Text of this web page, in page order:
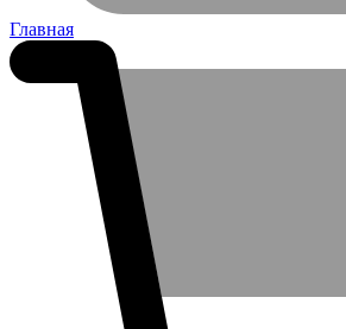
Главная